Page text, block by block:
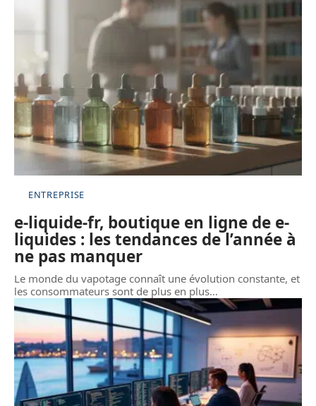
ENTREPRISE
e-liquide-fr, boutique en ligne de e-
liquides : les tendances de l’année à
ne pas manquer
Le monde du vapotage connaît une évolution constante, et
les consommateurs sont de plus en plus…